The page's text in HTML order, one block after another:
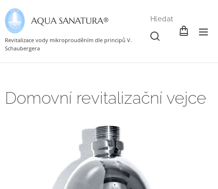
AQUA SANATURA®
Revitalizace vody mikroprouděním dle principů V.
Schaubergera
Hledat
Domovní revitalizační vejce